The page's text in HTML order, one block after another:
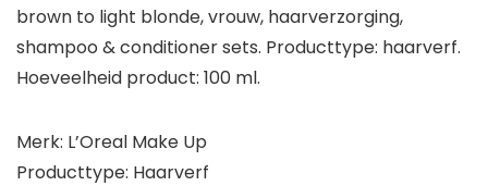
brown to light blonde, vrouw, haarverzorging,
shampoo & conditioner sets. Producttype: haarverf.
Hoeveelheid product: 100 ml.
Merk: L’Oreal Make Up
Producttype: Haarverf